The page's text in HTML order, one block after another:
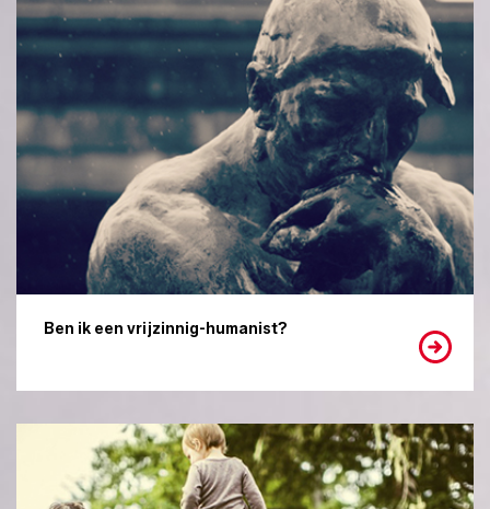
Ben ik een vrijzinnig-humanist?